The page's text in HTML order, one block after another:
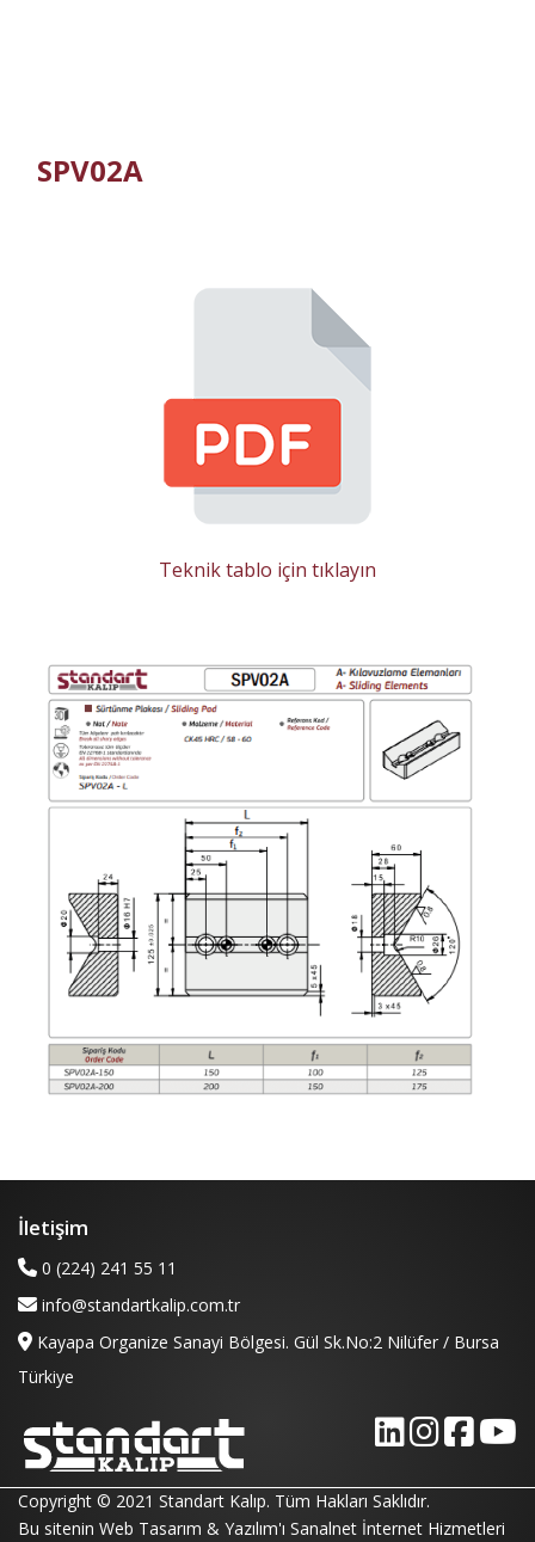
SPV02A
Teknik tablo için tıklayın
İletişim
0 (224) 241 55 11
info@standartkalip.com.tr
Kayapa Organize Sanayi Bölgesi. Gül Sk.No:2 Nilüfer / Bursa
Türkiye
Copyright © 2021 Standart Kalıp. Tüm Hakları Saklıdır.
Bu sitenin Web Tasarım & Yazılım'ı Sanalnet İnternet Hizmetleri